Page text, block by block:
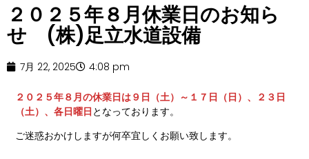
２０２５年８月休業日のお知ら
せ (株)足立水道設備
7月 22, 2025 4:08 pm
２０２５年８月の休業日は９日（土）～１７日（日）、２３日
（土）、各日曜日 となっております。
ご迷惑おかけしますが何卒宜しくお願い致します。